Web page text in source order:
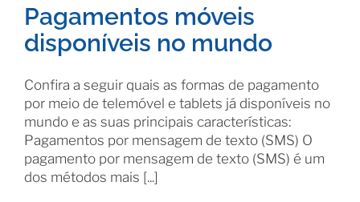
Pagamentos móveis
disponíveis no mundo
Confira a seguir quais as formas de pagamento
por meio de telemóvel e tablets já disponíveis no
mundo e as suas principais características:
Pagamentos por mensagem de texto (SMS) O
pagamento por mensagem de texto (SMS) é um
dos métodos mais [...]